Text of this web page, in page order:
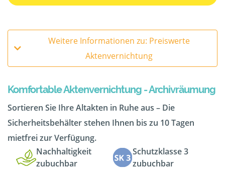
Weitere Informationen zu: Preiswerte
Aktenvernichtung
Komfortable Aktenvernichtung - Archivräumung
Sortieren Sie Ihre Altakten in Ruhe aus – Die
Sicherheitsbehälter stehen Ihnen bis zu 10 Tagen
mietfrei zur Verfügung.
Nachhaltigkeit
zubuchbar
Schutzklasse 3
zubuchbar